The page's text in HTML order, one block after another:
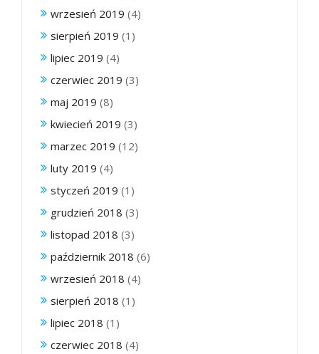
wrzesień 2019 (4)
sierpień 2019 (1)
lipiec 2019 (4)
czerwiec 2019 (3)
maj 2019 (8)
kwiecień 2019 (3)
marzec 2019 (12)
luty 2019 (4)
styczeń 2019 (1)
grudzień 2018 (3)
listopad 2018 (3)
październik 2018 (6)
wrzesień 2018 (4)
sierpień 2018 (1)
lipiec 2018 (1)
czerwiec 2018 (4)